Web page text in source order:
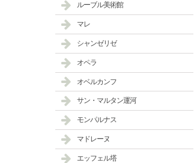
ルーブル美術館
マレ
シャンゼリゼ
オペラ
オベルカンフ
サン・マルタン運河
モンパルナス
マドレーヌ
エッフェル塔